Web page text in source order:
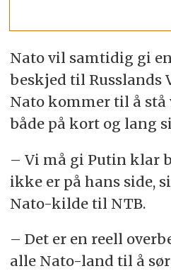
Nato vil samtidig gi
beskjed til Russlands
Nato kommer til å stå
både på kort og lang
– Vi må gi Putin klar
ikke er på hans side,
Nato-kilde til NTB.
– Det er en reell
alle Nato-land til å